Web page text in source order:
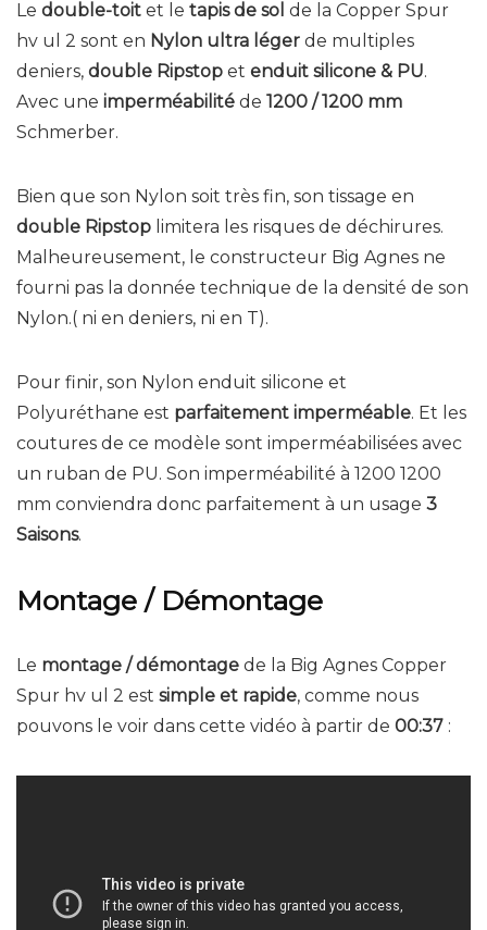
Le double-toit et le tapis de sol de la Copper Spur
hv ul 2 sont en Nylon ultra léger de multiples
deniers, double Ripstop et enduit silicone & PU.
Avec une imperméabilité de 1200 / 1200 mm
Schmerber.
Bien que son Nylon soit très fin, son tissage en
double Ripstop limitera les risques de déchirures.
Malheureusement, le constructeur Big Agnes ne
fourni pas la donnée technique de la densité de son
Nylon.( ni en deniers, ni en T).
Pour finir, son Nylon enduit silicone et
Polyuréthane est parfaitement imperméable. Et les
coutures de ce modèle sont imperméabilisées avec
un ruban de PU. Son imperméabilité à 1200 1200
mm conviendra donc parfaitement à un usage 3
Saisons.
Montage / Démontage
Le montage / démontage de la Big Agnes Copper
Spur hv ul 2 est simple et rapide, comme nous
pouvons le voir dans cette vidéo à partir de 00:37 :